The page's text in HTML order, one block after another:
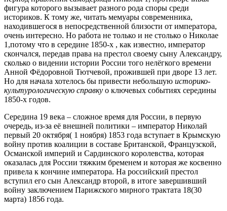
фигура которого вызывает разного рода споры среди
историков. К тому же, читать мемуары современника,
находившегося в непосредственной близости от императора,
очень интересно. Но работа не только и не столько о Николае
1,потому что в середине 1850-х , как известно, император
скончался, передав права на престол своему сыну Александру,
сколько о видении истории России того нелёгкого времени
Анной Фёдоровной Тютчевой, прожившей при дворе 13 лет.
Но для начала хотелось бы привести небольшую историко-
культурологическую справку о ключевых событиях середины
1850-х годов.
Середина 19 века – сложное время для России, в первую
очередь, из-за её внешней политики – император Николай
первый 20 октября( 1 ноября) 1853 года вступает в Крымскую
войну против коалиции в составе Британской, Французской,
Османской империй и Сардинского королевства, которая
оказалась для России тяжким бременем и которая же косвенно
привела к кончине императора. На российский престол
вступил его сын Александр второй, в итоге завершивший
войну заключением Парижского мирного трактата 18(30
марта) 1856 года.